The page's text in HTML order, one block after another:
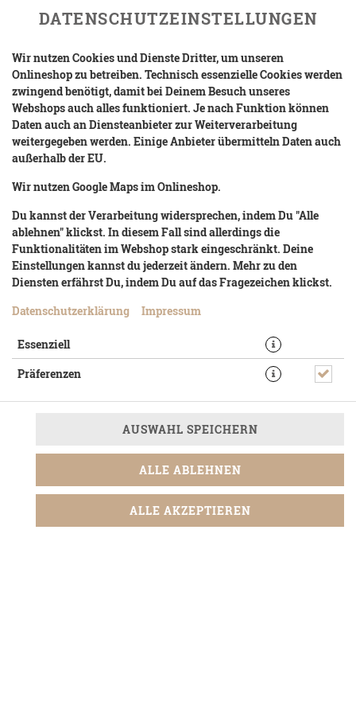
CHILI CHEESE FRIES (KLEIN)
5,60 € *
DATENSCHUTZEINSTELLUNGEN
Wir nutzen Cookies und Dienste Dritter, um unseren
Onlineshop zu betreiben. Technisch essenzielle Cookies werden
zwingend benötigt, damit bei Deinem Besuch unseres
Webshops auch alles funktioniert. Je nach Funktion können
Daten auch an Diensteanbieter zur Weiterverarbeitung
weitergegeben werden. Einige Anbieter übermitteln Daten auch
außerhalb der EU.
Wir nutzen Google Maps im Onlineshop.
Du kannst der Verarbeitung widersprechen, indem Du "Alle
ablehnen" klickst. In diesem Fall sind allerdings die
Funktionalitäten im Webshop stark eingeschränkt. Deine
Einstellungen kannst du jederzeit ändern. Mehr zu den
Diensten erfährst Du, indem Du auf das Fragezeichen klickst.
Datenschutzerklärung
Impressum
Essenziell
Präferenzen
AUSWAHL SPEICHERN
ALLE ABLEHNEN
ALLE AKZEPTIEREN